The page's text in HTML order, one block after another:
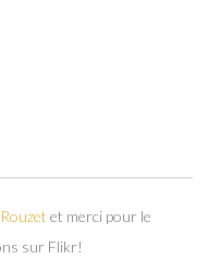
et merci pour le
sur Flikr!